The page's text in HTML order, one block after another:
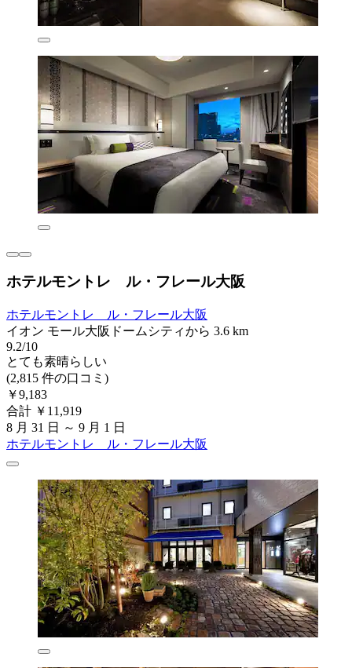
ホテルモントレ ル・フレール大阪
ホテルモントレ ル・フレール大阪
イオン モール大阪ドームシティから 3.6 km
9.2/10
とても素晴らしい
(2,815 件の口コミ)
￥9,183
合計 ￥11,919
8 月 31 日 ～ 9 月 1 日
ホテルモントレ ル・フレール大阪